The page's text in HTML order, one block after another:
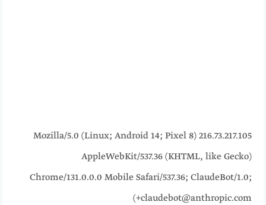
216.73.217.105 Mozilla/5.0 (Linux; Android 14; Pixel 8)
AppleWebKit/537.36 (KHTML, like Gecko)
Chrome/131.0.0.0 Mobile Safari/537.36; ClaudeBot/1.0;
+claudebot@anthropic.com)